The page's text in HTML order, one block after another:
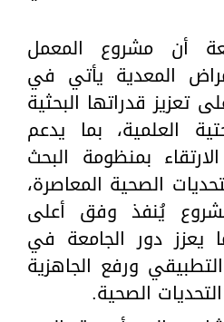
أن مشروع المعمل
المعدية يأتي في
تعزيز قدراتها البحثية
العلمية، بما يدعم
بمنظومة البحث
الصحية المعاصرة،
يُنفذ وفق أعلى
يعزز دور الجامعة في
ورفع الجاهزية
الصحية.